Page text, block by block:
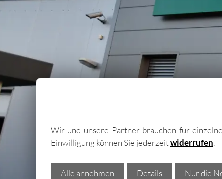
Wir und unsere Partner brauchen für einzelne
Einwilligung können Sie jederzeitwiderrufen.
Alle annehmen Details Nur die